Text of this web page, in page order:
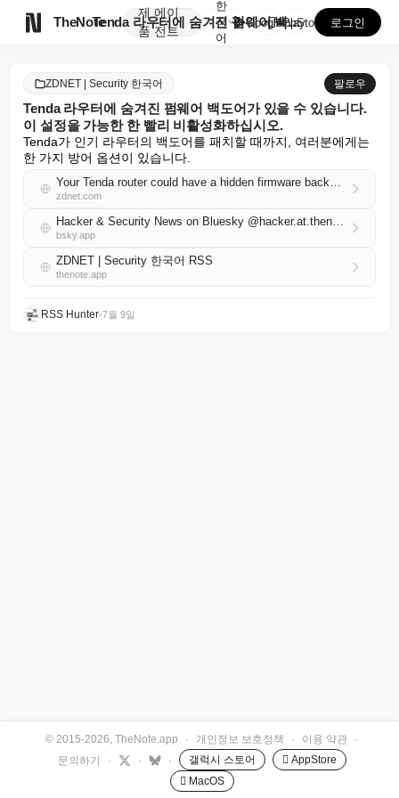
TheNote
제
품
에이
전트
Tenda 라우터에 숨겨진 펌웨어 백도어가 있을 수 있...
한
국
어
GooglePlay
AppStore 로그인
ZDNET | Security 한국어 팔로우
Tenda 라우터에 숨겨진 펌웨어 백도어가 있을 수 있습니다.
이 설정을 가능한 한 빨리 비활성화하십시오.
Tenda가 인기 라우터의 백도어를 패치할 때까지, 여러분에게는
한 가지 방어 옵션이 있습니다.
Your Tenda router could have a hidden firmware backdoor - disable this setting ASAP
zdnet.com
Hacker & Security News on Bluesky @hacker.at.thenote.app
bsky.app
ZDNET | Security 한국어 RSS
thenote.app
RSS Hunter•7월 9일
© 2015-2026, TheNote.app · 개인정보 보호정책 · 이용 약관
·
문의하기
· · · 갤럭시 스토어
 AppStore
 MacOS